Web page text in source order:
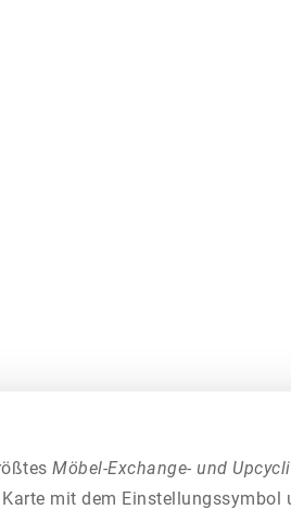
Möbel-Exchange- und
mit dem Einstellungssymbol